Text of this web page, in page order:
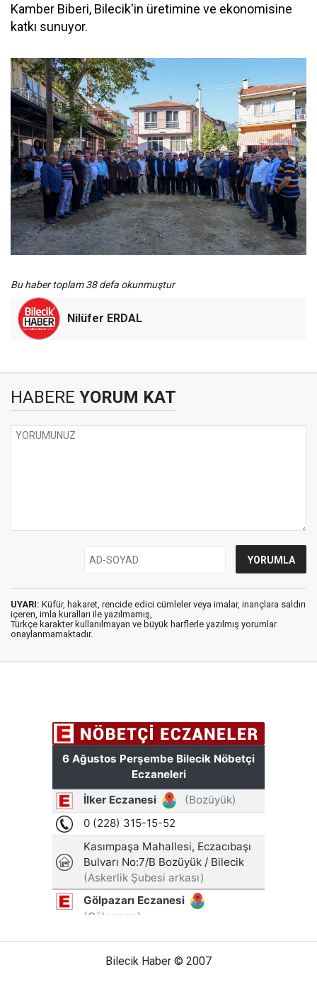
Kamber Biberi, Bilecik'in üretimine ve ekonomisine
katkı sunuyor.
Bu haber toplam 38 defa okunmuştur
Nilüfer ERDAL
HABERE YORUM KAT
UYARI: Küfür, hakaret, rencide edici cümleler veya imalar, inançlara saldırı
içeren, imla kuralları ile yazılmamış,
Türkçe karakter kullanılmayan ve büyük harflerle yazılmış yorumlar
onaylanmamaktadır.
Bilecik Haber © 2007